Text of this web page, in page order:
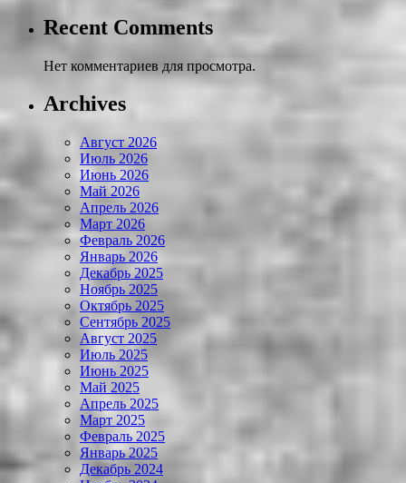
Recent Comments
Нет комментариев для просмотра.
Archives
Август 2026
Июль 2026
Июнь 2026
Май 2026
Апрель 2026
Март 2026
Февраль 2026
Январь 2026
Декабрь 2025
Ноябрь 2025
Октябрь 2025
Сентябрь 2025
Август 2025
Июль 2025
Июнь 2025
Май 2025
Апрель 2025
Март 2025
Февраль 2025
Январь 2025
Декабрь 2024